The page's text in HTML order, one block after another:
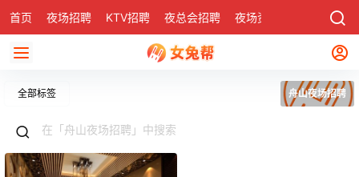
首页 夜场招聘 KTV招聘 夜总会招聘 夜场资讯 社区
全部标签 舟山夜场招聘